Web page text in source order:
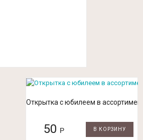
Открытка с юбилеем в
50 Р В КОРЗИНУ